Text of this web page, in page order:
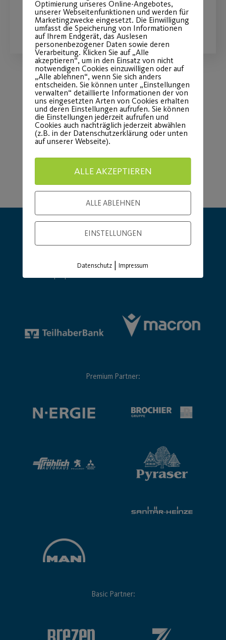
WEITERLESEN
Load More
Premium Partner:
Basic Partner:
Optimierung unseres Online-Angebotes,
unserer Webseitenfunktionen und werden für
Marketingzwecke eingesetzt. Die Einwilligung
umfasst die Speicherung von Informationen
auf Ihrem Endgerät, das Auslesen
personenbezogener Daten sowie deren
Verarbeitung. Klicken Sie auf „Alle
akzeptieren“, um in den Einsatz von nicht
notwendigen Cookies einzuwilligen oder auf
„Alle ablehnen“, wenn Sie sich anders
entscheiden. Sie können unter „Einstellungen
verwalten“ detaillierte Informationen der von
uns eingesetzten Arten von Cookies erhalten
und deren Einstellungen aufrufen. Sie können
die Einstellungen jederzeit aufrufen und
Cookies auch nachträglich jederzeit abwählen
(z.B. in der Datenschutzerklärung oder unten
auf unserer Webseite).
ALLE AKZEPTIEREN
ALLE ABLEHNEN
EINSTELLUNGEN
Datenschutz |Impressum